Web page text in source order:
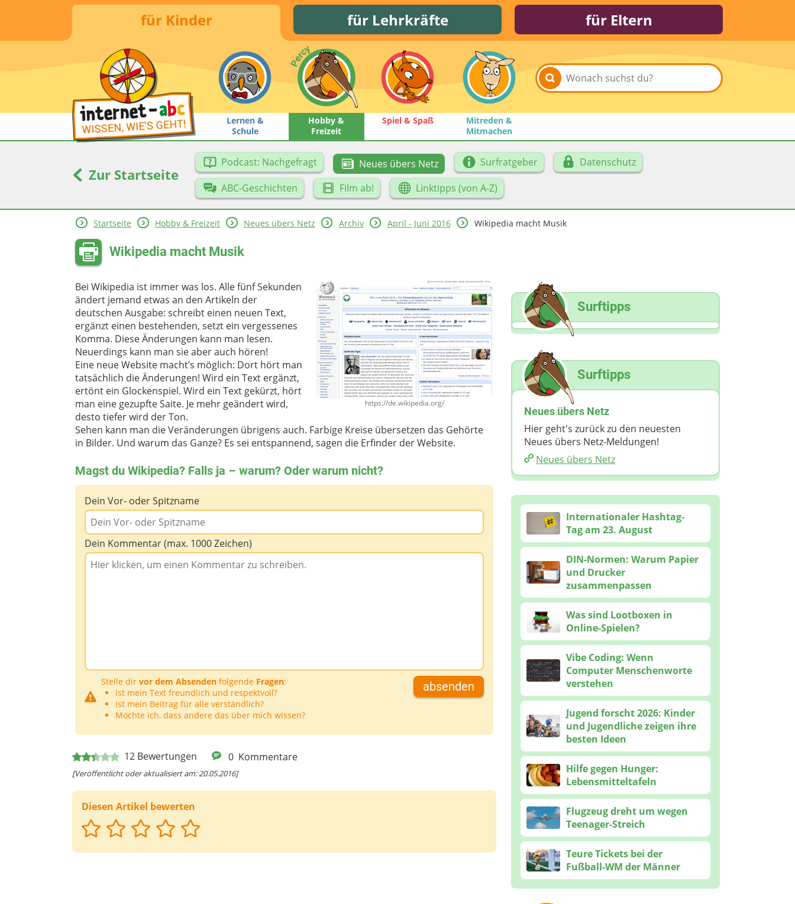
für Kinder für Lehrkräfte für Eltern
Lernen &
Schule
Hobby &
Freizeit
Spiel & Spaß
Mitreden &
Mitmachen
Zur Startseite
Podcast: Nachgefragt Neues übers Netz Surfratgeber
Datenschutz
ABC-Geschichten
Film ab! Linktipps (von A-Z)
Startseite Hobby & Freizeit Neues übers Netz Archiv April - Juni 2016 Wikipedia macht Musik
Wikipedia macht Musik
https://de.wikipedia.org/
Bei Wikipedia ist immer was los. Alle fünf Sekunden
ändert jemand etwas an den Artikeln der
deutschen Ausgabe: schreibt einen neuen Text,
ergänzt einen bestehenden, setzt ein vergessenes
Komma. Diese Änderungen kann man lesen.
Neuerdings kann man sie aber auch hören!
Eine neue Website macht’s möglich: Dort hört man
tatsächlich die Änderungen! Wird ein Text ergänzt,
ertönt ein Glockenspiel. Wird ein Text gekürzt, hört
man eine gezupfte Saite. Je mehr geändert wird,
desto tiefer wird der Ton.
Sehen kann man die Veränderungen übrigens auch. Farbige Kreise übersetzen das Gehörte
in Bilder. Und warum das Ganze? Es sei entspannend, sagen die Erfinder der Website.
Magst du Wikipedia? Falls ja – warum? Oder warum nicht?
Dein Vor- oder Spitzname
Dein Kommentar (max. 1000 Zeichen)
Stelle dir vor dem Absenden folgende Fragen:
Ist mein Text freundlich und respektvoll?
Ist mein Beitrag für alle verständlich?
Möchte ich, dass andere das über mich wissen?
absenden
12 Bewertungen 0 Kommentare
[Veröffentlicht oder aktualisiert am: 20.05.2016]
Diesen Artikel bewerten
Surftipps
Surftipps
Neues übers Netz
Hier geht's zurück zu den neuesten
Neues übers Netz-Meldungen!
Neues übers Netz
Internationaler Hashtag-
Tag am 23. August
DIN-Normen: Warum Papier
und Drucker
zusammenpassen
Was sind Lootboxen in
Online-Spielen?
Vibe Coding: Wenn
Computer Menschenworte
verstehen
Jugend forscht 2026: Kinder
und Jugendliche zeigen ihre
besten Ideen
Hilfe gegen Hunger:
Lebensmitteltafeln
Flugzeug dreht um wegen
Teenager-Streich
Teure Tickets bei der
Fußball-WM der Männer